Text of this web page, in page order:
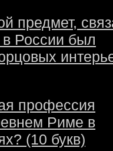
предмет,
в России был
профессия
Риме в
(10 букв)